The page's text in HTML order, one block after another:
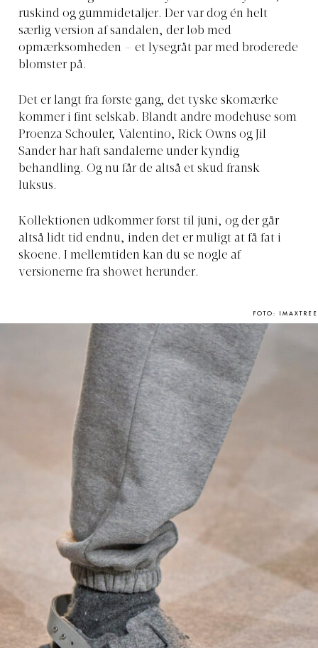
ruskind og gummidetaljer. Der var dog én helt
særlig version af sandalen, der løb med
opmærksomheden – et lysegråt par med broderede
blomster på.
Det er langt fra første gang, det tyske skomærke
kommer i fint selskab. Blandt andre modehuse som
Proenza Schouler, Valentino, Rick Owns og Jil
Sander har haft sandalerne under kyndig
behandling. Og nu får de altså et skud fransk
luksus. ⁠
Kollektionen udkommer først til juni, og der går
altså lidt tid endnu, inden det er muligt at få fat i
skoene. I mellemtiden kan du se nogle af
versionerne fra showet herunder.
FOTO: IMAXTREE